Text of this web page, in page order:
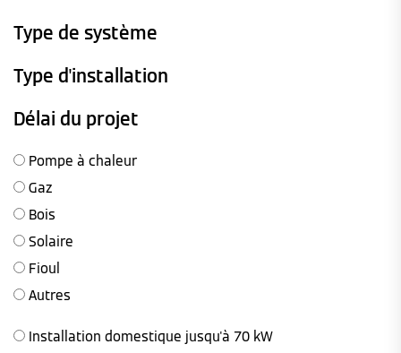
Type de système
Type d'installation
Délai du projet
Pompe à chaleur
Gaz
Bois
Solaire
Fioul
Autres
Installation domestique jusqu'à 70 kW